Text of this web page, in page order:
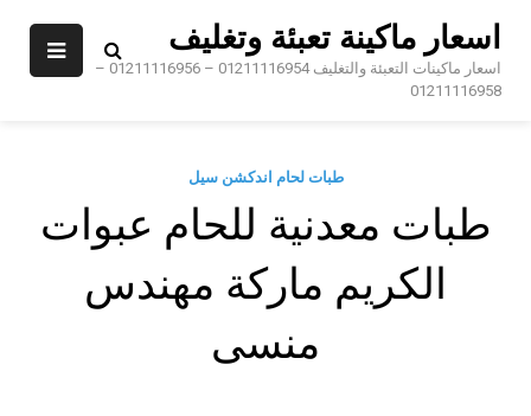
اسعار ماكينة تعبئة وتغليف
اسعار ماكينات التعبئة والتغليف 01211116954 – 01211116956 –
01211116958
طبات لحام اندكشن سيل
طبات معدنية للحام عبوات
الكريم ماركة مهندس
منسى